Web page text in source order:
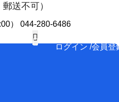
送不可）
） 044-280-6486
ログイン /会員登